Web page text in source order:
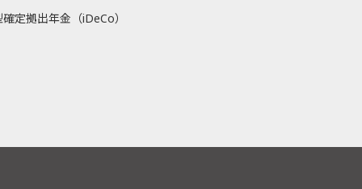
定拠出年金（iDeCo）